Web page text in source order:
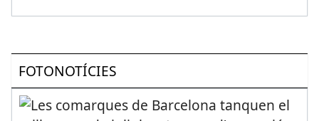
FOTONOTÍCIES